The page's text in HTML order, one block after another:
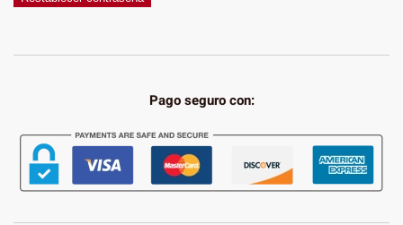
Pago seguro con: